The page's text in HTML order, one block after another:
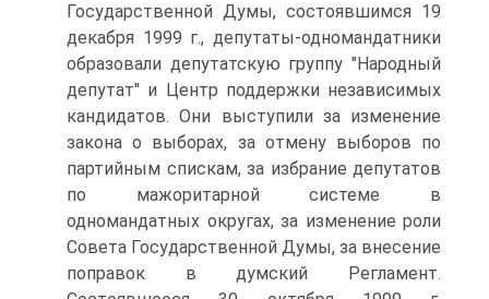
Государственной Думы, состоявшимся 19
декабря 1999 г., депутаты-одномандатники
образовали депутатскую группу "Народный
депутат" и Центр поддержки независимых
кандидатов. Они выступили за изменение
закона о выборах, за отмену выборов по
партийным спискам, за избрание депутатов
по мажоритарной системе в
одномандатных округах, за изменение роли
Совета Государственной Думы, за внесение
поправок в думский Регламент.